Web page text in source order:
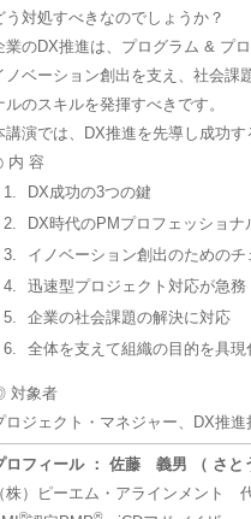
う対処すべきなのでしょうか？
業のDX推進は、プログラム & プ
ノベーション創出を支え、社会課
ルのスキルを発揮すべきです。
講演では、DX推進を先導し成功す
内 容
DX成功の3つの鍵
DX時代のPMプロフェッショナ
イノベーション創出のための
迅速型プロジェクト対応が急務
企業の社会課題の解決に対応
全体を支えて組織の目的を具
対象者
ロジェクト・マネジャー、DX推
ロフィール ： 佐藤 義男 （ さと
株）ピーエム・アラインメント
® ®